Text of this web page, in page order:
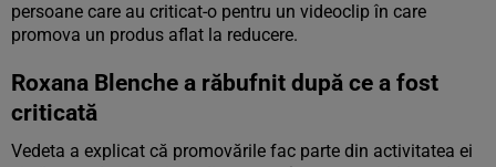
persoane care au criticat-o pentru un videoclip în care
promova un produs aflat la reducere.
Roxana Blenche a răbufnit după ce a fost
criticată
Vedeta a explicat că promovările fac parte din activitatea ei